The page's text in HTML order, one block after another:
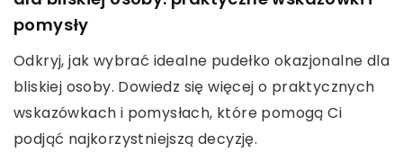
pomysły
Odkryj, jak wybrać idealne pudełko okazjonalne dla
bliskiej osoby. Dowiedz się więcej o praktycznych
wskazówkach i pomysłach, które pomogą Ci
podjąć najkorzystniejszą decyzję.